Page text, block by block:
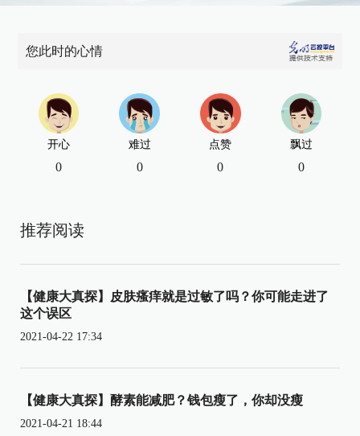
您此时的心情
开心
0
难过
0
点赞
0
飘过
0
推荐阅读
【健康大真探】皮肤瘙痒就是过敏了吗？你可能走进了
这个误区
2021-04-22 17:34
【健康大真探】酵素能减肥？钱包瘦了，你却没瘦
2021-04-21 18:44